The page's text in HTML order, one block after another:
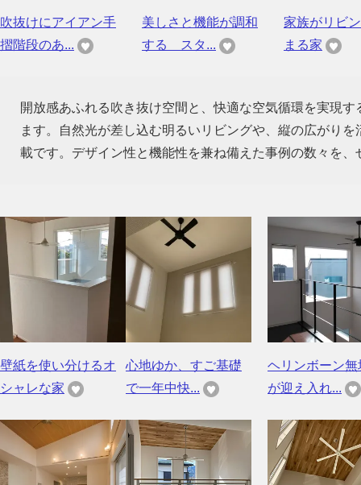
吹抜けにアイアン手
摺階段のあ...
美しさと機能が調和
する スタ...
家族がリビ
まる家
開放感あふれる吹き抜け空間と、快適な空気循環を実現
ます。自然光が差し込む明るいリビングや、縦の広がり
載です。デザイン性と機能性を兼ね備えた事例の数々を、
壁紙を使い分けるオ
シャレな家
心地ゆか、すご基礎
で一年中快...
ヘリンボーン無
が迎え入れ...